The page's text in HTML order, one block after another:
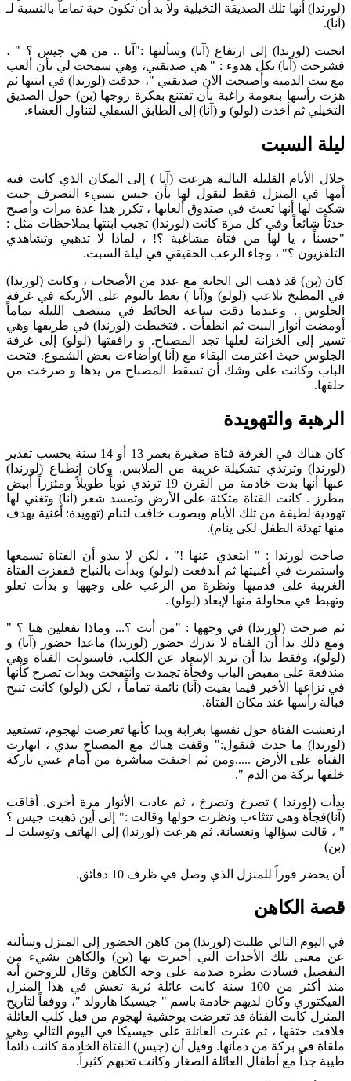
(لورندا) أنها تلك الصديقة التخيلية ولا بد أن تكون حية تماماً بالنسبة لـ
(آنا).
انحنت (لورندا) إلى ارتفاع (آنا) وسألتها :"آنا .. من هي جيس ؟ " ،
فشرحت (آنا) بكل هدوء : " هي صديقتي، وهي سمحت لي بأن ألعب
مع بيت الدمية وأصبحت الآن صديقتي "، حدقت (لورندا) في ابنتها ثم
هزت رأسها بنعومة راغبة بأن تقتنع بفكرة زوجها (بن) حول الصديق
التخيلي ثم أخذت (لولو) و (آنا) إلى الطابق السفلي لتناول العشاء.
ليلة السبت
خلال الأيام القليلة التالية هرعت (آنا ) إلى المكان الذي كانت فيه
أمها في المنزل فقط لتقول لها بأن جيس تسيء التصرف حيث
شكت لها أنها تعبث في صندوق ألعابها ، تكرر هذا عدة مرات وأصبح
حدثاً شائعاً وفي كل مرة كانت (لورندا) تجيب ابنتها بملاحظات مثل :
"حسناً ، يا لها من فتاة مشاغبة ؟! ، لماذا لا تذهبي وتشاهدي
التلفزيون ؟" ، وجاء الرعب الحقيقي في ليلة السبت.
كان (بن) قد ذهب الى الحانة مع عدد من الأصحاب ، وكانت (لورندا)
في المطبخ تلاعب (لولو) و(آنا ) تغط بالنوم على الأريكة في غرفة
الجلوس . وعندما دقت ساعة الحائط في منتصف الليلة تماماً
أومضت أنوار البيت ثم انطفأت . فتخبطت (لورندا) في طريقها وهي
تسير إلى الخزانة لعلها تجد المصباح. و رافقتها (لولو) إلى غرفة
الجلوس حيث اعتزمت البقاء مع (آنا )وأضاءت بعض الشموع. فتحت
الباب وكانت على وشك أن تسقط المصباح من يدها و صرخت من
حلقها.
الرهبة والتهويدة
كان هناك في الغرفة فتاة صغيرة بعمر 13 أو 14 سنة بحسب تقدير
(لورندا) وترتدي تشكيلة غريبة من الملابس. وكان إنطباع (لورندا)
عنها أنها بدت خادمة من القرن 19 ترتدي ثوباً طويلاً ومئزراً أبيض
مطرز . كانت الفتاة متكئة على الأرض وتمسد شعر (آنا) وتغني لها
تهودية لطيفة من تلك الأيام وبصوت خافت لتنام (تهويدة: أغنية يهدف
منها تهدئة الطفل لكي ينام).
صاحت لورندا : " ابتعدي عنها !" ، لكن لا يبدو أن الفتاة تسمعها
واستمرت في أغنيتها ثم اندفعت (لولو) وبدأت بالنباح فقفزت الفتاة
الغريبة على قدميها ونظرة من الرعب على وجهها و بدأت تعلو
وتهبط في محاولة منها لإبعاد (لولو) .
ثم صرخت (لورندا) في وجهها : "من أنت ؟... وماذا تفعلين هنا ؟ "
ومع ذلك بدا أن الفتاة لا تدرك حضور (لورندا) ماعدا حضور (آنا) و
(لولو)، وفقط بدا أن تريد الإبتعاد عن الكلب، فاستولت الفتاة وهي
مندفعة على مقبض الباب وفجأة تجمدت وانتفخت وبدأت تصرخ كأنها
في نزاعها الأخير فيما بقيت (آنا) نائمة تماماً ، لكن (لولو) كانت تنبح
قبالة رأسها عند مكان الفتاة.
ارتعشت الفتاة حول نفسها بغرابة وبدا كأنها تعرضت لهجوم، تستعيد
(لورندا) ما حدث فتقول:" وقفت هناك مع المصباح بيدي ، انهارت
الفتاة على الأرض .....ومن ثم اختفت مباشرة من أمام عيني تاركة
خلفها بركة من الدم ".
بدأت (لورندا ) تصرخ وتصرخ ، ثم عادت الأنوار مرة أخرى. أفاقت
(آنا)فجأة وهي تتثاءب ونظرت حولها وقالت :" إلى أين ذهبت جيس ؟
" ، قالت سؤالها ونعسانة. ثم هرعت (لورندا) إلى الهاتف وتوسلت لـ
(بن)
أن يحضر فوراً للمنزل الذي وصل في ظرف 10 دقائق.
قصة الكاهن
في اليوم التالي طلبت (لورندا) من كاهن الحضور إلى المنزل وسألته
عن معنى تلك الأحداث التي أخبرت بها (بن) والكاهن بشيء من
التفصيل فسادت نظرة صدمة على وجه الكاهن وقال للزوجين أنه
منذ أكثر من 100 سنة كانت عائلة ثرية تعيش في هذا المنزل
الفيكتوري وكان لديهم خادمة باسم " جيسيكا هارولد "، ووفقاً لتاريخ
المنزل كانت الفتاة قد تعرضت بوحشية لهجوم من قبل كلب العائلة
فلاقت حتفها ، ثم عثرت العائلة على جيسيكا في اليوم التالي وهي
ملقاة في بركة من دمائها. وقيل أن (جيس) الفتاة الخادمة كانت دائماً
طيبة جداً مع أطفال العائلة الصغار وكانت تحبهم كثيراً.